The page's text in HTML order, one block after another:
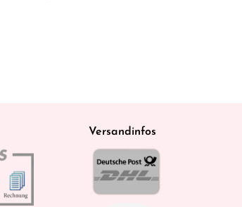
Versandinfos